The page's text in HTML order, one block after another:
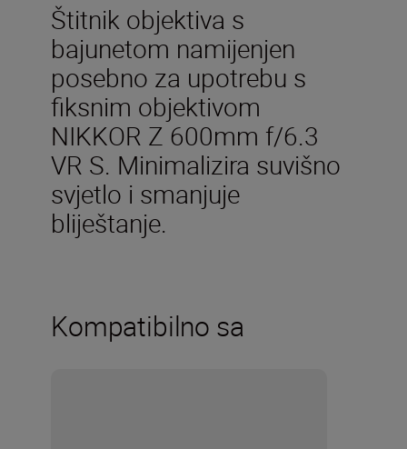
Štitnik objektiva s
bajunetom namijenjen
posebno za upotrebu s
fiksnim objektivom
NIKKOR Z 600mm f/6.3
VR S. Minimalizira suvišno
svjetlo i smanjuje
bliještanje.
Kompatibilno sa